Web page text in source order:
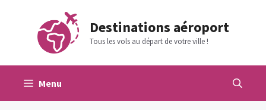
contenu
Destinations aéroport
Tous les vols au départ de votre ville !
Menu